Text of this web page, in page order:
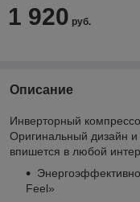
1 920 руб.
Описание
Инверторный
Оригинальный дизайн
впишется в любой
Feel»